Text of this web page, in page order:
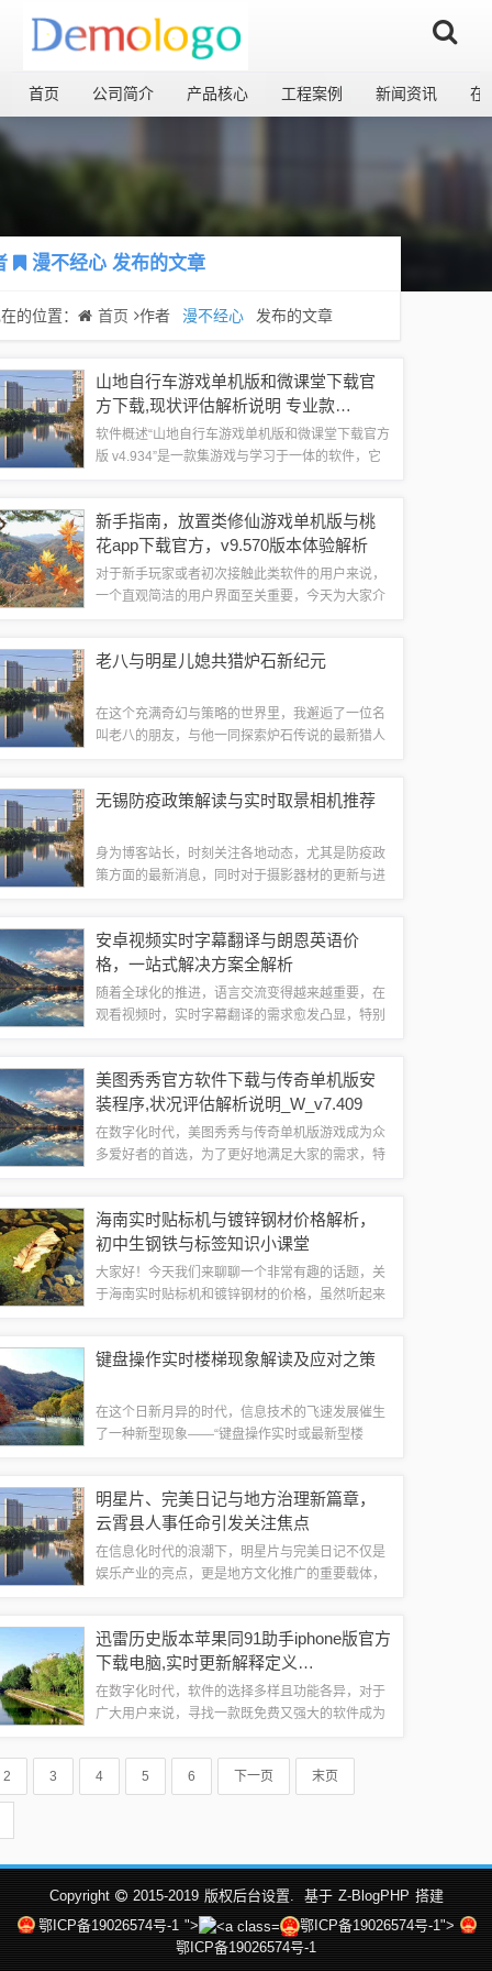
首页 公司简介 产品核心 工程案例 新闻资讯 在
漫不经心发布的文章
的位置： 首页 作者 漫不经心 发布的文章
山地自行车游戏单机版和微课堂下载官
方下载,现状评估解析说明 专业款
1_v4.934
软件概述“山地自行车游戏单机版和微课堂下载官方
版 v4.934”是一款集游戏与学习于一体的软件，它
的使用体验，在当前市场上，该软件...
新手指南，放置类修仙游戏单机版与桃
花app下载官方，v9.570版本体验解析
对于新手玩家或者初次接触此类软件的用户来说，
一个直观简洁的用户界面至关重要，今天为大家介
界面设计和用户体验上进行了大量的优...
老八与明星儿媳共猎炉石新纪元
在这个充满奇幻与策略的世界里，我邂逅了一位名
叫老八的朋友，与他一同探索炉石传说的最新猎人
富多彩的画卷，令人心生向往。老八，一个资...
无锡防疫政策解读与实时取景相机推荐
身为博客站长，时刻关注各地动态，尤其是防疫政
策方面的最新消息，同时对于摄影器材的更新与进
方面表现优秀，供各位读者参考。无锡防...
安卓视频实时字幕翻译与朗恩英语价
格，一站式解决方案全解析
随着全球化的推进，语言交流变得越来越重要，在
观看视频时，实时字幕翻译的需求愈发凸显，特别
备受欢迎的英语学习软件，其价格也是用户关...
美图秀秀官方软件下载与传奇单机版安
装程序,状况评估解析说明_W_v7.409
在数字化时代，美图秀秀与传奇单机版游戏成为众
多爱好者的首选，为了更好地满足大家的需求，特
装程序。随着计算机技术的飞速发展，图像...
海南实时贴标机与镀锌钢材价格解析，
初中生钢铁与标签知识小课堂
大家好！今天我们来聊聊一个非常有趣的话题，关
于海南实时贴标机和镀锌钢材的价格，虽然听起来
贴标机让我们认识一下什么是贴标机，贴标机...
键盘操作实时楼梯现象解读及应对之策
在这个日新月异的时代，信息技术的飞速发展催生
了一种新型现象——“键盘操作实时或最新型楼
将围绕这一现象展开探讨，从本质特征、典型...
明星片、完美日记与地方治理新篇章，
云霄县人事任命引发关注焦点
在信息化时代的浪潮下，明星片与完美日记不仅是
娱乐产业的亮点，更是地方文化推广的重要载体，
间的关联，展现交汇的星光与地方治理新气象...
迅雷历史版本苹果同91助手iphone版官方
下载电脑,实时更新解释定义
_5DM_v4.620
在数字化时代，软件的选择多样且功能各异，对于
广大用户来说，寻找一款既免费又强大的软件成为
官方下载电脑，实时更新解释定义_5DM_v4.620正
是这样一款软件，它不仅...
2 3 4 5 6 下一页 末页
Copyright 2015-2019 版权后台设置. 基于 Z-BlogPHP 搭建
鄂ICP备19026574号-1 ">
鄂ICP备19026574号-1">
鄂ICP备19026574号-1